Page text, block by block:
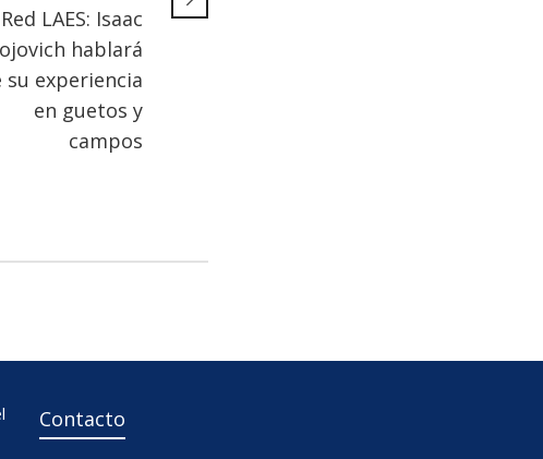
Red LAES: Isaac
hablará
su experiencia
en guetos y
campos
Contacto